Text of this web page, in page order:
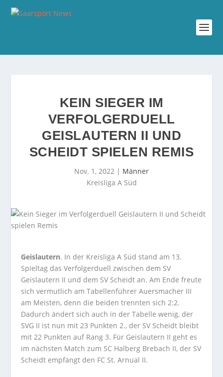
KEIN SIEGER IM
VERFOLGERDUELL
GEISLAUTERN II UND
SCHEIDT SPIELEN REMIS
Nov. 1, 2022 | Männer
Kreisliga A Süd
Geislautern. In der Kreisliga A Süd stand am 13.
Spieltag das Verfolgerduell zwischen dem SV
Geislautern II und dem SV Scheidt an. Am Ende freute
sich vermutlich am Tabellenführer Auersmacher III
am Meisten, denn die beiden trennten sich 2:2.
Dadurch ändert sich auch in der Tabelle wenig, der
SVG II ist nun mit 23 Punkten 2., der SV Scheidt bleibt
mit 22 Punkten auf Rang 3. Für Geislautern II geht es
im nächsten Match zum SC Halberg Brebach II, der SV
Scheidt empfängt den FC St. Arnual II.